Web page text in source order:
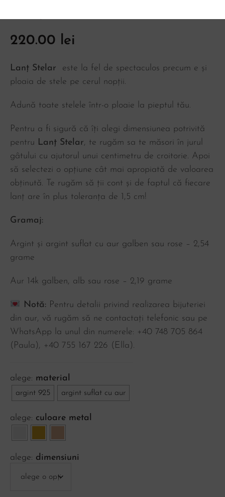
220.00 lei
Lanț Stelar este la fel de spectaculos precum e și
ploaia de stele pe cerul nopții.
Adună toate stelele într-o ploaie la pieptul tău.
Pentru a fi sigură că îți alegi dimensiunea potrivită
pentru Lanț Stelar, te rugăm sa te măsori în jurul
gâtului cu ajutorul unui centimetru de croitorie. Apoi
să selectezi o opțiune cât mai apropiată de valoarea
obținută. Te rugăm să ții cont și de faptul că fiecare
lanț are în plus toleranța de 1,5 cm!
Gramaj:
Argint și argint suflat cu aur galben sau rose – 2,54
grame
Aur 14k galben, alb sau rose – 2,19 grame
Notă: Pentru detalii privind realizarea bijuteriei
din aur, vă rugăm să ne contactați telefonic sau pe
WhatsApp la unul din numerele: +40 748 705 864
(Paula), ‪+40 755 167 226‬ (Ella).
material
argint 925 argint suflat cu aur
culoare metal
dimensiuni